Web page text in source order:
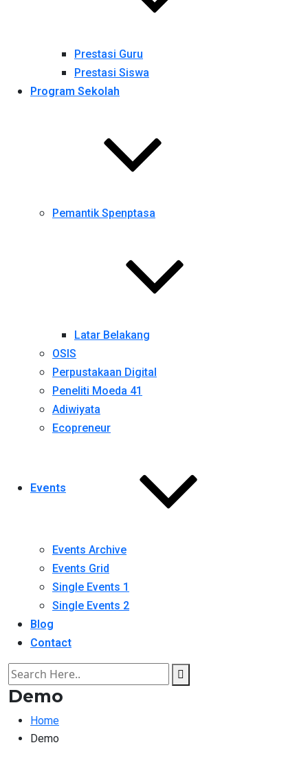
Prestasi Guru
Prestasi Siswa
Program Sekolah
Pemantik Spenptasa
Latar Belakang
OSIS
Perpustakaan Digital
Peneliti Moeda 41
Adiwiyata
Ecopreneur
Events
Events Archive
Events Grid
Single Events 1
Single Events 2
Blog
Contact
Demo
Home
Demo